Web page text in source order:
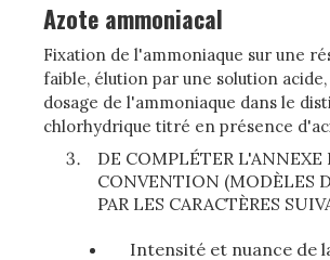
Azote ammoniacal
Fixation de l'ammoniaque sur une
faible, élution par une solution
dosage de l'ammoniaque dans le
chlorhydrique titré en présence
DE COMPLÉTER L'ANNEXE
CONVENTION (MODÈLES
PAR LES CARACTÈRES
Intensité et nuance de